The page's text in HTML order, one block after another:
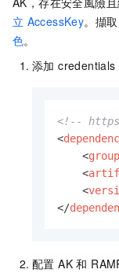
立 AccessKey。擷
色。
添加 credentials
<!--
<
<
<
<
</
配置 AK 和